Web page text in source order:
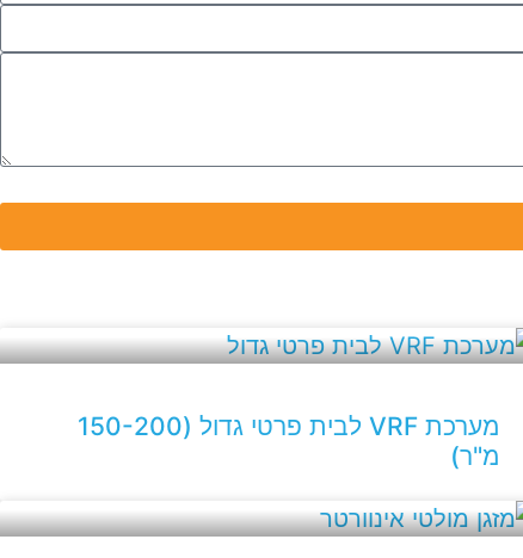
מערכת VRF לבית פרטי גדול (150-200
מ"ר)